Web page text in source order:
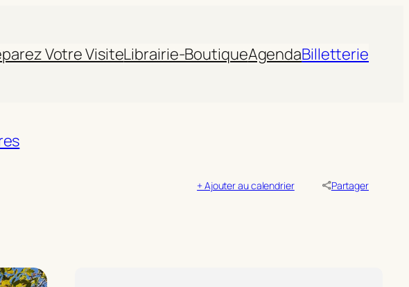
Votre VisiteLibrairie-BoutiqueAgendaBilletterie
+ Ajouter au calendrier Partager